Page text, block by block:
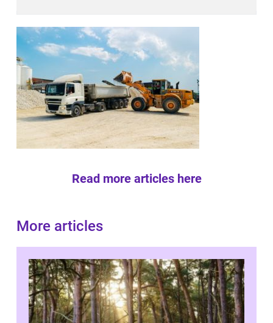
Read more articles here
More articles